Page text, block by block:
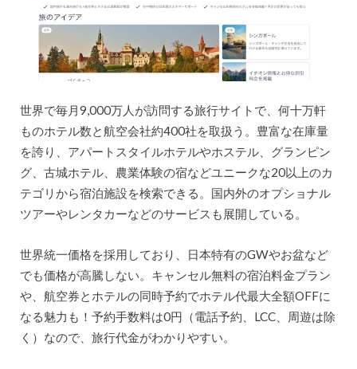
世界で毎月9,000万人が訪問する旅行サイトで、何十万軒
ものホテル数と航空会社約400社を取扱う。豊富な在庫量
を誇り、アパートスタイルホテルやホステル、グランピン
グ、古城ホテル、農業体験の宿などユニークな20以上のカ
テゴリから宿泊施設を検索できる。国内外のオプショナル
ツアーやレンタカーなどのサービスも展開している。
世界統一価格を採用しており、日本特有のGWやお盆など
でも価格が高騰しない。キャンセル無料の宿泊料金プラン
や、航空券とホテルの同時予約でホテル代最大全額OFFに
なる魅力も！予約手数料は0円（電話予約、LCC、周遊は除
く）なので、旅行代金がわかりやすい。